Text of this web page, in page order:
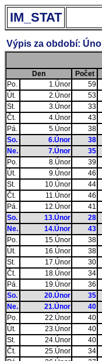
IM_STAT
Výpis za období:
Den
Počet
Po.
1.Únor 59
Út.
2.Únor 53
St.
3.Únor 33
Čt.
4.Únor 43
Pá.
5.Únor 38
So.
6.Únor 38
Ne.
7.Únor 35
Po.
8.Únor 39
Út.
9.Únor 46
St.
10.Únor 44
Čt.
11.Únor 46
Pá.
12.Únor 41
So.
13.Únor 28
Ne.
14.Únor 43
Po.
15.Únor 38
Út.
16.Únor 38
St.
17.Únor 30
Čt.
18.Únor 34
Pá.
19.Únor 36
So.
20.Únor 35
Ne.
21.Únor 40
Po.
22.Únor 40
Út.
23.Únor 40
St.
24.Únor 40
Čt.
25.Únor 34